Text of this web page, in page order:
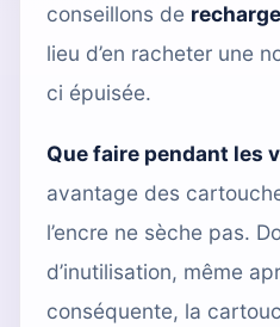
conseillons de
lieu d’en racheter une
ci épuisée.
Que faire pendant les
avantage des
l’encre ne sèche pas.
d’inutilisation, même
conséquente, la